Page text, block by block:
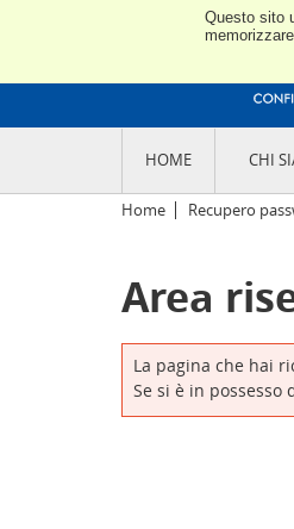
Questo sito
HOME CHI
CODICE ETICO E
TRASPARENZA
L'INDUSTRIA E IL
PISTOIA E PRATO
SEDI E CONTATTI
ABOUT US
Home Recupero
Area
La pagina che hai
Se si è in